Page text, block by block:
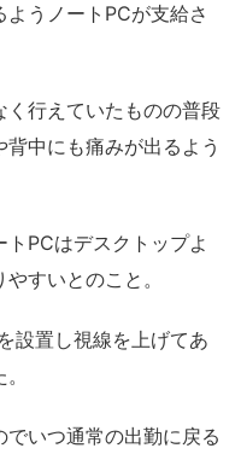
うノートPCが支給さ
行えていたものの普段
中にも痛みが出るよう
PCはデスクトップよ
すいとのこと。
設置し視線を上げてあ
いつ通常の出勤に戻る